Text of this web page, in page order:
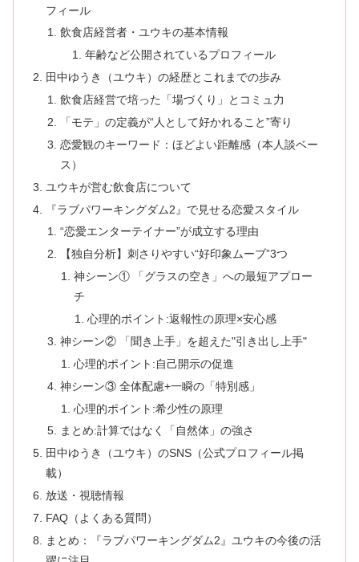
フィール
飲食店経営者・ユウキの基本情報
年齢など公開されているプロフィール
田中ゆうき（ユウキ）の経歴とこれまでの歩み
飲食店経営で培った「場づくり」とコミュ力
「モテ」の定義が“人として好かれること”寄り
恋愛観のキーワード：ほどよい距離感（本人談ベー
ス）
ユウキが営む飲食店について
『ラブパワーキングダム2』で見せる恋愛スタイル
“恋愛エンターテイナー”が成立する理由
【独自分析】刺さりやすい“好印象ムーブ”3つ
神シーン① 「グラスの空き」への最短アプロー
チ
心理的ポイント:返報性の原理×安心感
神シーン② 「聞き上手」を超えた"引き出し上手"
心理的ポイント:自己開示の促進
神シーン③ 全体配慮+一瞬の「特別感」
心理的ポイント:希少性の原理
まとめ:計算ではなく「自然体」の強さ
田中ゆうき（ユウキ）のSNS（公式プロフィール掲
載）
放送・視聴情報
FAQ（よくある質問）
まとめ：『ラブパワーキングダム2』ユウキの今後の活